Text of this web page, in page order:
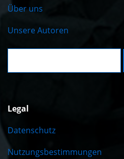
Über uns
Unsere Autoren
Suche:
Legal
Datenschutz
Nutzungsbestimmungen